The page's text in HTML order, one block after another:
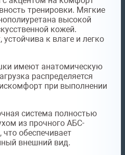
тренировки. Мягкие
высокой
кожей.
устойчива к влаге и легко
имеют анатомическую
распределяется
при выполнении
система полностью
из прочного АБС-
обеспечивает
внешний вид.